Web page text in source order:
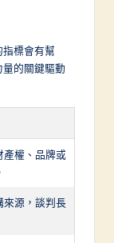
指標會有幫
的關鍵驅動
產權、品牌或
來源，談判長